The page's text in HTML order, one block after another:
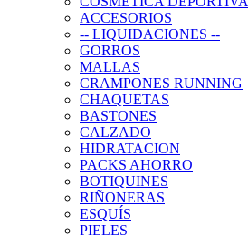
ACCESORIOS
-- LIQUIDACIONES --
GORROS
MALLAS
CRAMPONES RUNNING
CHAQUETAS
BASTONES
CALZADO
HIDRATACION
PACKS AHORRO
BOTIQUINES
RIÑONERAS
ESQUÍS
PIELES